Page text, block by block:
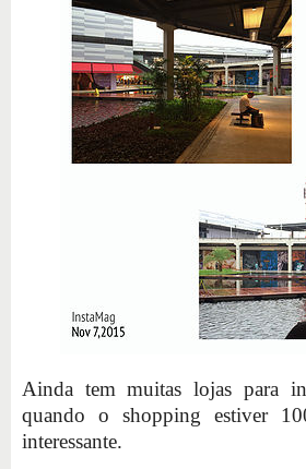
Ainda tem muitas lojas para
quando o shopping estiver
interessante.